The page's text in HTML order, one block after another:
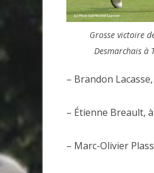
Grosse victoire
Desmarchais à
– Brandon
– Étienne Breault,
– Marc-Olivier